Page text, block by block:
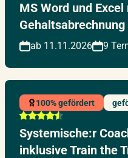
MS Word und
Gehaltsabrechnung
ab 11.11.2026 9
100% gefördert
Systemische:r
inklusive Train the